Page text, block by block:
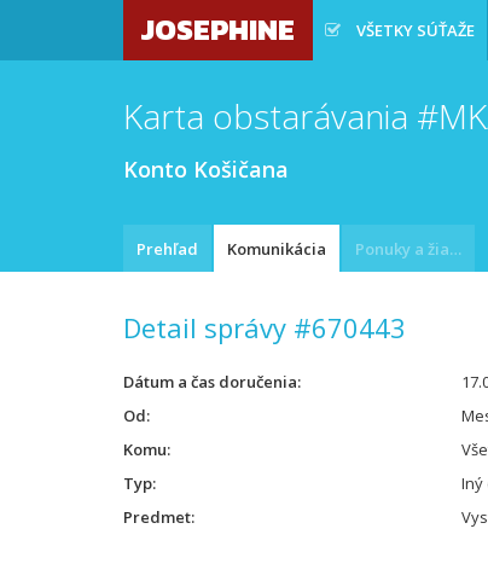
JOSEPHINE VŠETKY SÚŤAŽE
Karta obstarávania
Konto Košičana
Prehľad Komunikácia Ponuky a žiadosti
Detail správy #670443
Dátum a čas doručenia
Od
Komu
Typ
Iný
Predmet